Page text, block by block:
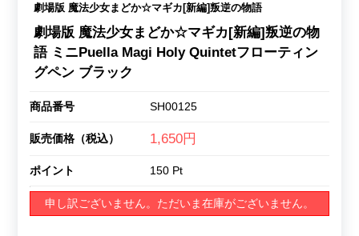
劇場版 魔法少女まどか☆マギカ[新編]叛逆の物語
劇場版 魔法少女まどか☆マギカ[新編]叛逆の物
語 ミニPuella Magi Holy Quintetフローティン
グペン ブラック
商品番号 SH00125
販売価格（税込） 1,650円
ポイント 150 Pt
申し訳ございません。ただいま在庫がございません。